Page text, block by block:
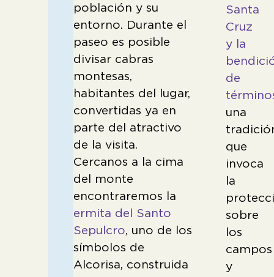
población y su
entorno. Durante el
paseo es posible
divisar cabras
montesas,
habitantes del lugar,
convertidas ya en
parte del atractivo
de la visita.
Cercanos a la cima
del monte
encontraremos la
ermita del Santo
Sepulcro, uno de los
símbolos de
Alcorisa, construida
Santa
Cruz
y la
de
una
que
invoca
la
sobre
los
campos
y